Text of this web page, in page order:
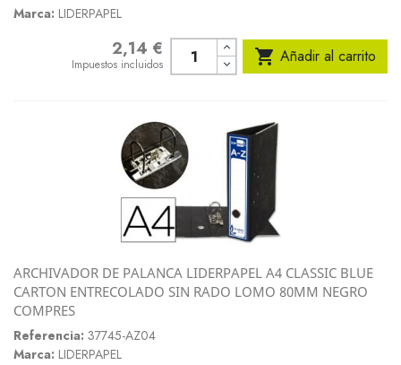
Marca: LIDERPAPEL
2,14 €
Impuestos incluidos  Añadir al carrito
ARCHIVADOR DE PALANCA LIDERPAPEL A4 CLASSIC BLUE
CARTON ENTRECOLADO SIN RADO LOMO 80MM NEGRO
COMPRES
Referencia: 37745-AZ04
Marca: LIDERPAPEL